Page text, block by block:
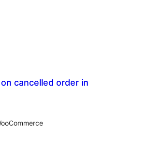
cancelled order in